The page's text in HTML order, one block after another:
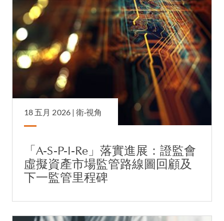
18 五月 2026 |衛·視角
「A-S-P-I-Re」落實進展：證監會
虛擬資產市場監管路線圖回顧及
下一監管里程碑